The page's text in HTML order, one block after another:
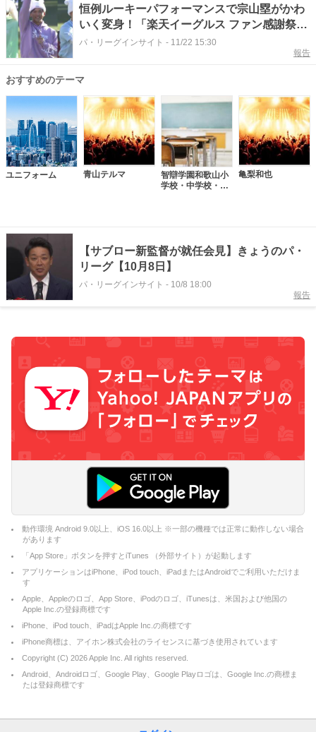
恒例ルーキーパフォーマンスで宗山塁がかわ
いく変身！「楽天イーグルス ファン感謝祭
2025」ハイライト
パ・リーグインサイト - 11/22 15:30
報告
おすすめのテーマ
ユニフォーム 青山テルマ
智辯学園和歌山小
学校・中学校・高
亀梨和也
【サブロー新監督が就任会見】きょうのパ・
リーグ【10月8日】
パ・リーグインサイト - 10/8 18:00
報告
動作環境 Android 9.0以上、iOS 16.0以上 ※一部の機種では正常に動作しない場合
があります
「App Store」ボタンを押すとiTunes （外部サイト）が起動します
アプリケーションはiPhone、iPod touch、iPadまたはAndroidでご利用いただけま
す
Apple、Appleのロゴ、App Store、iPodのロゴ、iTunesは、米国および他国の
Apple Inc.の登録商標です
iPhone、iPod touch、iPadはApple Inc.の商標です
iPhone商標は、アイホン株式会社のライセンスに基づき使用されています
Copyright (C) 2026Apple Inc. All rights reserved.
Android、Androidロゴ、Google Play、Google Playロゴは、Google Inc.の商標ま
たは登録商標です